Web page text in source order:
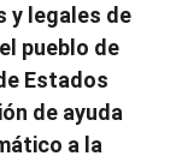
y legales de
pueblo de
Estados
de ayuda
a la